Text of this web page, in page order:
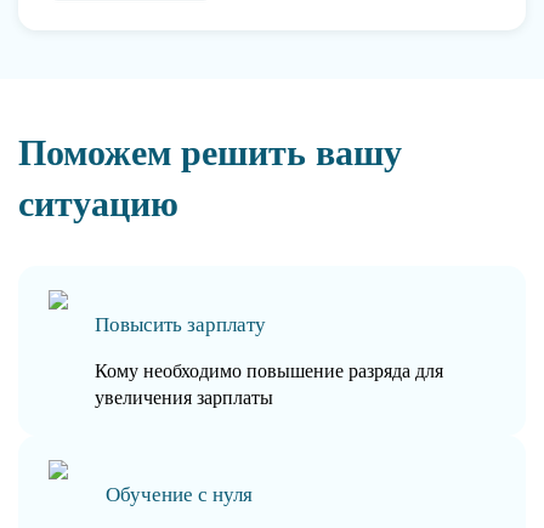
Поможем решить вашу
ситуацию
Повысить зарплату
Кому необходимо повышение разряда для
увеличения зарплаты
Обучение с нуля